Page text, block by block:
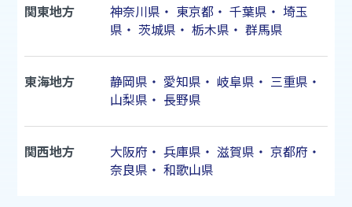
関東地方 神奈川県 ・ 東京都・ 千葉県 ・ 埼玉
県 ・ 茨城県 ・ 栃木県 ・ 群馬県
東海地方 静岡県 ・ 愛知県 ・ 岐阜県 ・ 三重県 ・
山梨県 ・ 長野県
関西地方 大阪府 ・ 兵庫県 ・ 滋賀県 ・ 京都府 ・
奈良県 ・ 和歌山県